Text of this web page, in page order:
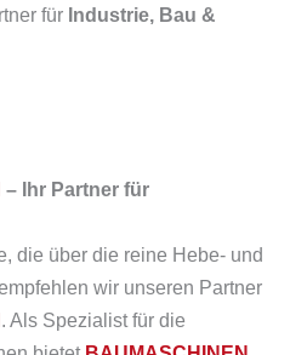
für Industrie, Bau &
– Ihr Partner für
die über die reine Hebe- und
wir unseren Partner
. Als Spezialist für die